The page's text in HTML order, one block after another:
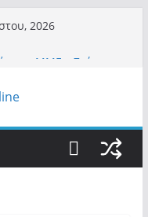
2026
και όχι
εξουσίας»
του Μαξίμου σε
σαρώνει την